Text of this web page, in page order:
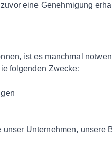
eine Genehmigung
ist es manchmal
folgenden Zwecke:
Unternehmen, unsere